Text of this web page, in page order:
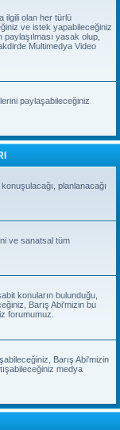
ilgili olan her türlü
ve istek yapabileceğiniz
yasak olup,
Multimedya Video
paylaşabileceğiniz
planlanacağı
ve sanatsal tüm
konuların bulunduğu,
Barış Abi'mizin bu
forumumuz.
Barış Abi'mizin
medya